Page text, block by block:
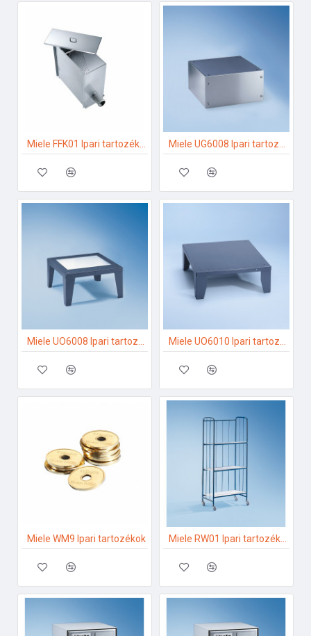
Miele FFK01 Ipari tartozékok Miele UG6008 Ipari tartozékok
Miele UO6008 Ipari tartozékok Miele UO6010 Ipari tartozékok
Miele WM9 Ipari tartozékok Miele RW01 Ipari tartozékok